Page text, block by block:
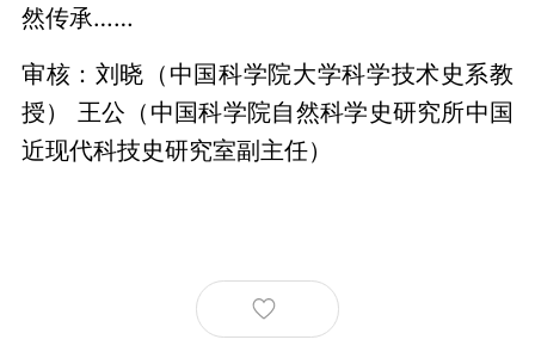
然传承……
审核：刘晓（中国科学院大学科学技术史系教
授） 王公（中国科学院自然科学史研究所中国
近现代科技史研究室副主任）